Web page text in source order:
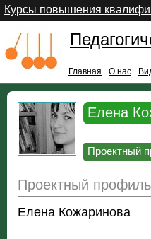
Курсы повышения
Главная О нас
Елена
Проектный
Проектный профиль
Елена Кожаринова